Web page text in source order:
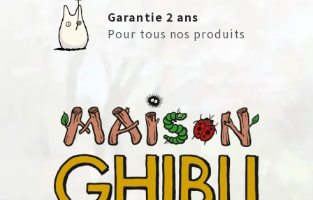
Garantie 2 ans
Pour tous nos produits